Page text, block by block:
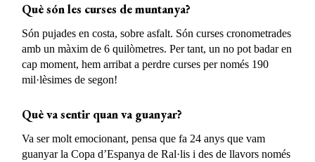
Què són les curses de muntanya?
Són pujades en costa, sobre asfalt. Són curses cronometrades
amb un màxim de 6 quilòmetres. Per tant, un no pot badar en
cap moment, hem arribat a perdre curses per només 190
mil·lèsimes de segon!
Què va sentir quan va guanyar?
Va ser molt emocionant, pensa que fa 24 anys que vam
guanyar la Copa d’Espanya de Ral·lis i des de llavors només